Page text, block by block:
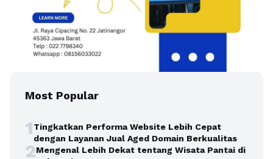
Most Popular
1Tingkatkan Performa Website Lebih Cepat
dengan Layanan Jual Aged Domain Berkualitas
2Mengenal Lebih Dekat tentang Wisata Pantai di